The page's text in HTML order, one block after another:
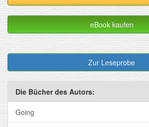
eBook kaufen
Zur Leseprobe
Die Bücher des Autors:
Going